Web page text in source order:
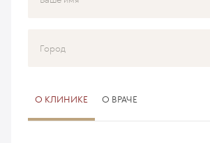
Город
О КЛИНИКЕ О ВРАЧЕ